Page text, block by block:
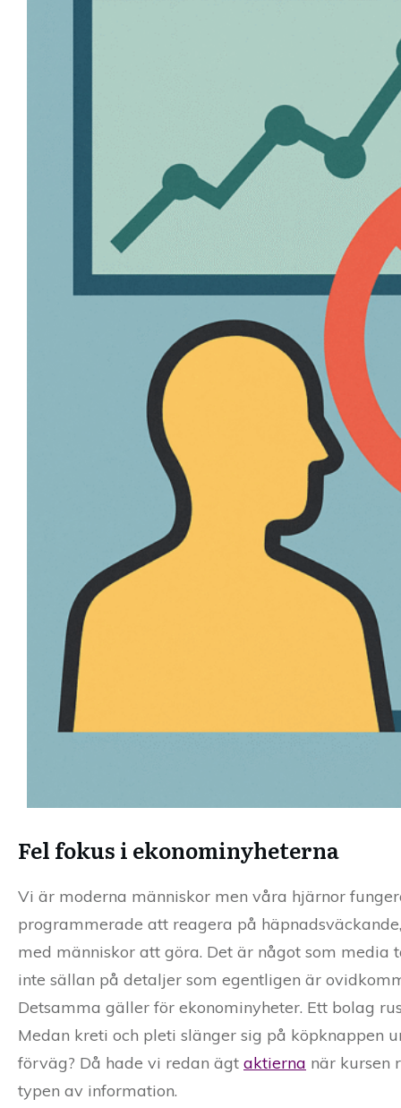
Fel fokus i ekonominyheterna
Vi är moderna människor men våra hjärnor
programmerade att reagera på
med människor att göra. Det är något som media
inte sällan på detaljer som egentligen är
Detsamma gäller för ekonominyheter. Ett bolag
Medan kreti och pleti slänger sig på köpknappen
förväg? Då hade vi redan ägt aktierna när kursen
typen av information.